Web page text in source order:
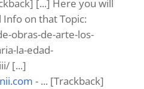
[...] Here you will
on that Topic:
obras-de-arte-los-
la-edad-
[...]
- ... [Trackback]